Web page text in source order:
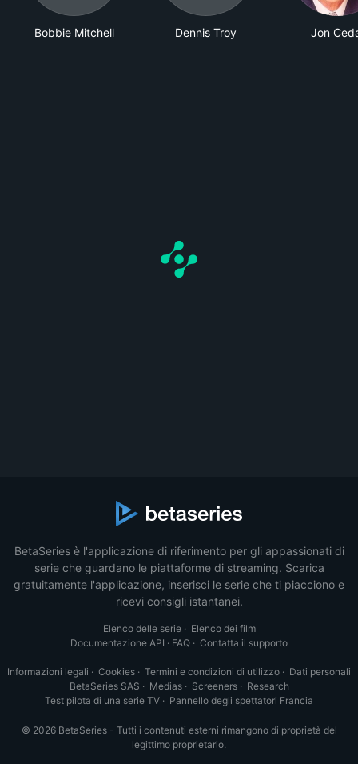
Bobbie Mitchell Dennis Troy Jon
BetaSeries è l'applicazione di riferimento per gli appassionati di
serie che guardano le piattaforme di streaming. Scarica
gratuitamente l'applicazione, inserisci le serie che ti piacciono e
ricevi consigli istantanei.
Elenco delle serie· Elenco dei film
Documentazione API · FAQ · Contatta il supporto
Informazioni legali · Cookies · Termini e condizioni di utilizzo · Dati personali
BetaSeries SAS · Medias· Screeners· Research
Test pilota di una serie TV · Pannello degli spettatori Francia
© 2026 BetaSeries - Tutti i contenuti esterni rimangono di proprietà del
legittimo proprietario.